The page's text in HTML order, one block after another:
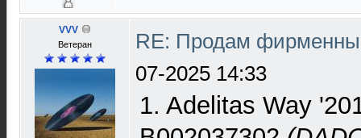
VVV
Ветеран
RE: Продам
07-2025 14:33
1. Adelitas Way